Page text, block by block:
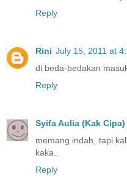
Reply
Rini July 15, 2011 at
di beda-bedakan
Reply
Syifa Aulia (Kak Cipa)
memang indah, tapi
kaka..
Reply